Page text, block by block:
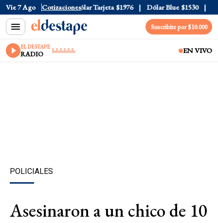
Vie 7 Ago Cotizaciones
Oficial $1520 Dólar Tarjeta $1976 Dólar Blue $1530
Suscribite por $10.000
EL DESTAPE
RADIO EN VIVO
POLICIALES
Asesinaron a un chico de 10